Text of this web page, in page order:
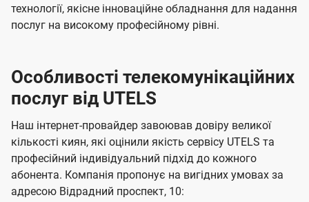
технології, якісне інноваційне обладнання для надання
послуг на високому професійному рівні.
Особливості телекомунікаційних
послуг від UTELS
Наш інтернет-провайдер завоював довіру великої
кількості киян, які оцінили якість сервісу UTELS та
професійний індивідуальний підхід до кожного
абонента. Компанія пропонує на вигідних умовах за
адресою Відрадний проспект, 10: